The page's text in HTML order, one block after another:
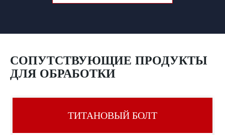
СОПУТСТВУЮЩИЕ ПРОДУКТЫ
ДЛЯ ОБРАБОТКИ
ТИТАНОВЫЙ БОЛТ